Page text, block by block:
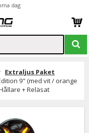
dag
Extraljus Paket
9" (med vit / orange
+ Reläsat